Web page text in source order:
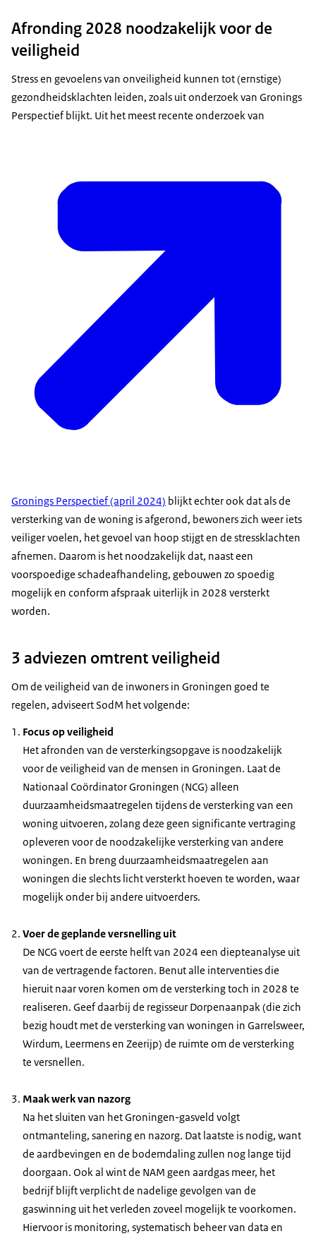
Afronding 2028 noodzakelijk voor de
veiligheid
Stress en gevoelens van onveiligheid kunnen tot (ernstige)
gezondheidsklachten leiden, zoals uit onderzoek van Gronings
Perspectief blijkt. Uit het meest recente onderzoek van
Gronings Perspectief (april 2024) blijkt echter ook dat als de
versterking van de woning is afgerond, bewoners zich weer iets
veiliger voelen, het gevoel van hoop stijgt en de stressklachten
afnemen. Daarom is het noodzakelijk dat, naast een
voorspoedige schadeafhandeling, gebouwen zo spoedig
mogelijk en conform afspraak uiterlijk in 2028 versterkt
worden.
3 adviezen omtrent veiligheid
Om de veiligheid van de inwoners in Groningen goed te
regelen, adviseert SodM het volgende:
Focus op veiligheid
Het afronden van de versterkingsopgave is noodzakelijk
voor de veiligheid van de mensen in Groningen. Laat de
Nationaal Coördinator Groningen (NCG) alleen
duurzaamheidsmaatregelen tijdens de versterking van een
woning uitvoeren, zolang deze geen significante vertraging
opleveren voor de noodzakelijke versterking van andere
woningen. En breng duurzaamheidsmaatregelen aan
woningen die slechts licht versterkt hoeven te worden, waar
mogelijk onder bij andere uitvoerders.
Voer de geplande versnelling uit
De NCG voert de eerste helft van 2024 een diepteanalyse uit
van de vertragende factoren. Benut alle interventies die
hieruit naar voren komen om de versterking toch in 2028 te
realiseren. Geef daarbij de regisseur Dorpenaanpak (die zich
bezig houdt met de versterking van woningen in Garrelsweer,
Wirdum, Leermens en Zeerijp) de ruimte om de versterking
te versnellen.
Maak werk van nazorg
Na het sluiten van het Groningen-gasveld volgt
ontmanteling, sanering en nazorg. Dat laatste is nodig, want
de aardbevingen en de bodemdaling zullen nog lange tijd
doorgaan. Ook al wint de NAM geen aardgas meer, het
bedrijf blijft verplicht de nadelige gevolgen van de
gaswinning uit het verleden zoveel mogelijk te voorkomen.
Hiervoor is monitoring, systematisch beheer van data en